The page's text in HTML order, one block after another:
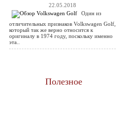
22.05.2018
Один из
отличительных признаков Volkswagen Golf,
который так же верно относится к
оригиналу в 1974 году, поскольку именно
эта..
Полезное